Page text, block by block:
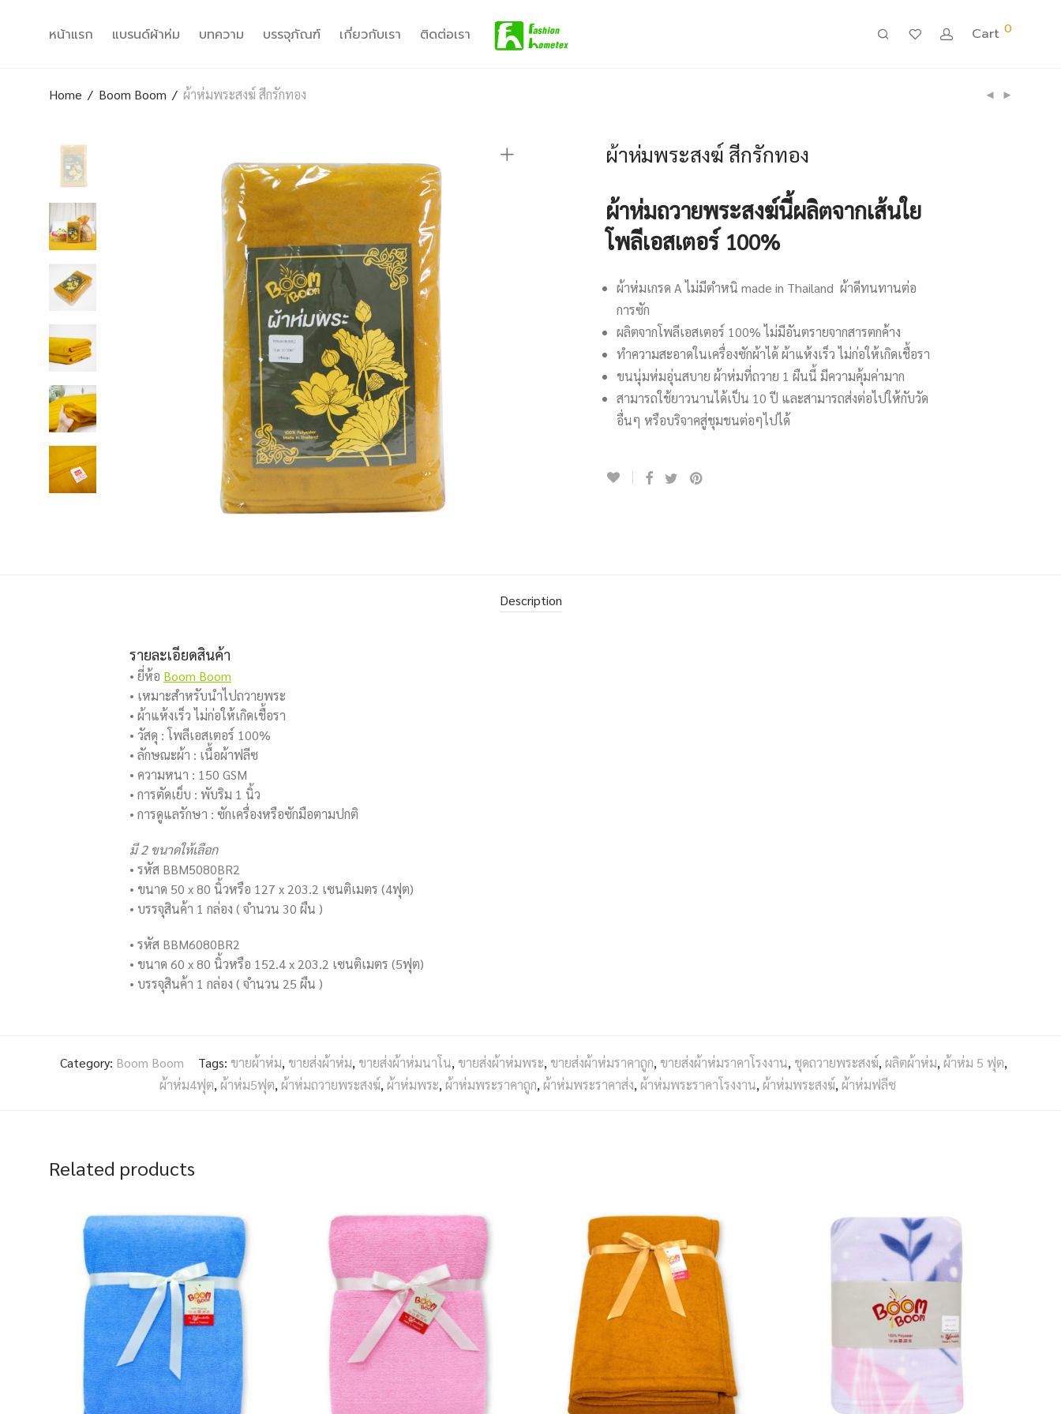
หน้าแรก แบรนด์ผ้าห่ม บทความ บรรจุภัณฑ์ เกี่ยวกับเรา ติดต่อเรา Cart 0
Home / Boom Boom / ผ้าห่มพระสงฆ์ สีกรักทอง
ผ้าห่มพระสงฆ์ สีกรักทอง
ผ้าห่มถวายพระสงฆ์นี้ผลิตจากเส้นใย
โพลีเอสเตอร์ 100%
ผ้าห่มเกรด A ไม่มีตำหนิ made in Thailand ผ้าดีทนทานต่อ
การซัก
ผลิตจากโพลีเอสเตอร์ 100% ไม่มีอันตรายจากสารตกค้าง
ทำความสะอาดในเครื่องซักผ้าได้ ผ้าแห้งเร็ว ไม่ก่อให้เกิดเชื้อรา
ขนนุ่มห่มอุ่นสบาย ผ้าห่มที่ถวาย 1 ผืนนี้ มีความคุ้มค่ามาก
สามารถใช้ยาวนานได้เป็น 10 ปี และสามารถส่งต่อไปให้กับวัด
อื่นๆ หรือบริจาคสู่ชุมชนต่อๆไปได้
Description
รายละเอียดสินค้า
• ยี่ห้อ Boom Boom
• เหมาะสำหรับนำไปถวายพระ
• ผ้าแห้งเร็ว ไม่ก่อให้เกิดเชื้อรา
• วัสดุ : โพลีเอสเตอร์ 100%
• ลักษณะผ้า : เนื้อผ้าฟลีซ
• ความหนา : 150 GSM
• การตัดเย็บ : พับริม 1 นิ้ว
• การดูแลรักษา : ซักเครื่องหรือซักมือตามปกติ
มี 2 ขนาดให้เลือก
• รหัส BBM5080BR2
• ขนาด 50 x 80 นิ้วหรือ 127 x 203.2 เซนติเมตร (4ฟุต)
• บรรจุสินค้า 1 กล่อง ( จำนวน 30 ผืน )
• รหัส BBM6080BR2
• ขนาด 60 x 80 นิ้วหรือ 152.4 x 203.2 เซนติเมตร (5ฟุต)
• บรรจุสินค้า 1 กล่อง ( จำนวน 25 ผืน )
Category: Boom Boom Tags: ขายผ้าห่ม, ขายส่งผ้าห่ม, ขายส่งผ้าห่มนาโน, ขายส่งผ้าห่มพระ, ขายส่งผ้าห่มราคาถูก, ขายส่งผ้าห่มราคาโรงงาน, ชุดถวายพระสงฆ์, ผลิตผ้าห่ม, ผ้าห่ม 5 ฟุต,
ผ้าห่ม4ฟุต, ผ้าห่ม5ฟุต, ผ้าห่มถวายพระสงฆ์, ผ้าห่มพระ, ผ้าห่มพระราคาถูก, ผ้าห่มพระราคาส่ง, ผ้าห่มพระราคาโรงงาน, ผ้าห่มพระสงฆ์, ผ้าห่มฟลีซ
Related products